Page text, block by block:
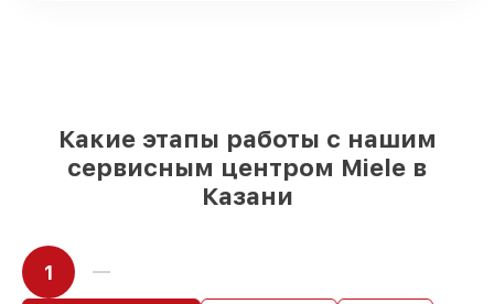
Какие этапы работы с нашим
сервисным центром Miele в
Казани
1